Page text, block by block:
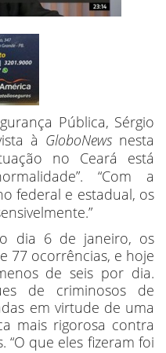
Pública, Sérgio
à GloboNewsnesta
no Ceará está
“Com a
federal e estadual, os
dia 6 de janeiro, os
77 ocorrências, e hoje
de seis por dia.
de criminosos de
em virtude de uma
mais rigorosa contra
“O que eles fizeram foi